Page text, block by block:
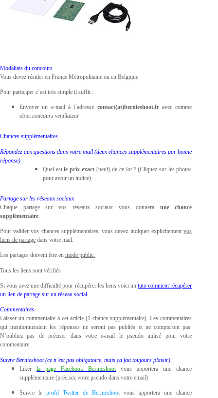
Modalités du concours
Vous devez résider en France Métropolitaine ou en Belgique
Pour participer c’est très simple il suffit :
Envoyer un e-mail à l’adresse contact(at)bernieshoot.fravec comme
objet concours ventilateur
Chances supplémentaires
Répondez aux questions dans votre mail (deux chances supplémentaires par bonne
réponse)
Quel estle prix exact(neuf) de ce lot ? (Cliquez sur les photos
pour avoir un indice)
Partage sur les réseaux sociaux
Chaque partage sur vos réseaux sociaux vous donnera une chance
supplémentaire
Pour valider vos chances supplémentaires, vous devez indiquer explicitementvos
liens de partage dans votre mail.
Les partages doivent être en mode public.
Tous les liens sont vérifiés
Si vous avez une difficulté pour récupérer les liens voici untuto comment récupérer
un lien de partage sur un réseau social
Commentaires
Laisser un commentaire à cet article (1 chance supplémentaire). Les commentaires
qui mentionneraient les réponses ne seront pas publiés et ne compteront pas.
N’oubliez pas de préciser dans votre e-mail le pseudo utilisé pour votre
commentaire.
Suivre Bernieshoot (ce n’est pas obligatoire, mais ça fait toujours plaisir)
Likerla page Facebook Bernieshoot vous apportera une chance
supplémentaire (précisez votre pseudo dans votre email)
Suivre leprofil Twitter de Bernieshoot vous apportera une chance